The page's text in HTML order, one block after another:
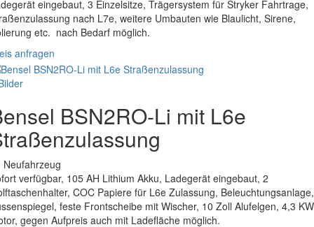
eingebaut, 3 Einzelsitze, Trägersystem für Stryker Fahrtrage,
nach L7e, weitere Umbauten wie Blaulicht, Sirene,
etc. nach Bedarf möglich.
anfragen
BSN2RO-Li mit L6e
Neufahrzeug
verfügbar, 105 AH Lithium Akku, Ladegerät eingebaut, 2
COC Papiere für L6e Zulassung, Beleuchtungsanlage,
feste Frontscheibe mit Wischer, 10 Zoll Alufelgen, 4,3 KW
gegen Aufpreis auch mit Ladefläche möglich.